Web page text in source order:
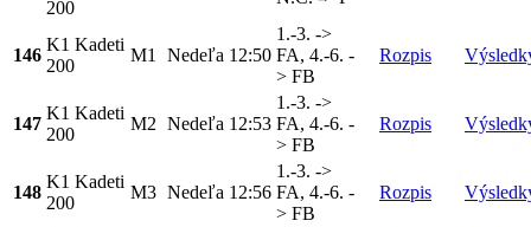
200
146
K1 Kadeti
200
M1 Nedeľa 12:50
1.-3. ->
FA, 4.-6. -
> FB
Rozpis
147
K1 Kadeti
200
M2 Nedeľa 12:53
1.-3. ->
FA, 4.-6. -
> FB
Rozpis
148
K1 Kadeti
200
M3 Nedeľa 12:56
1.-3. ->
FA, 4.-6. -
> FB
Rozpis